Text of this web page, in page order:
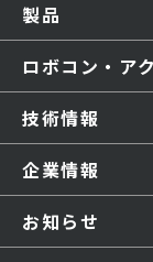
製品
ロボコン・ア
技術情報
企業情報
お知らせ